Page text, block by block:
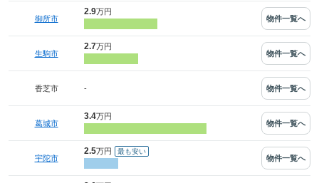
御所市
2.9万円
物件一覧へ
生駒市
2.7万円
物件一覧へ
香芝市 - 物件一覧へ
葛城市
3.4万円
物件一覧へ
宇陀市
2.5万円
物件一覧へ